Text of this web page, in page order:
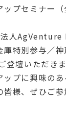
ップセミナー
人AgVenture
庫特別参与／
壇いただきま
ップに興味の
様、ぜひご参